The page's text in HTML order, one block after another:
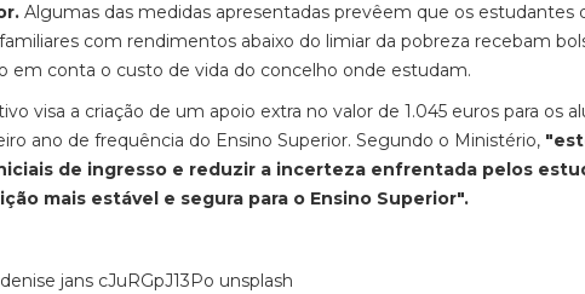
Algumas das medidas apresentadas prevêem que os estudantes
com rendimentos abaixo do limiar da pobreza recebam
em conta o custo de vida do concelho onde estudam.
visa a criação de um apoio extra no valor de 1.045 euros para os
ano de frequência do Ensino Superior. Segundo o Ministério, "es
de ingresso e reduzir a incerteza enfrentada pelos
mais estável e segura para o Ensino Superior".